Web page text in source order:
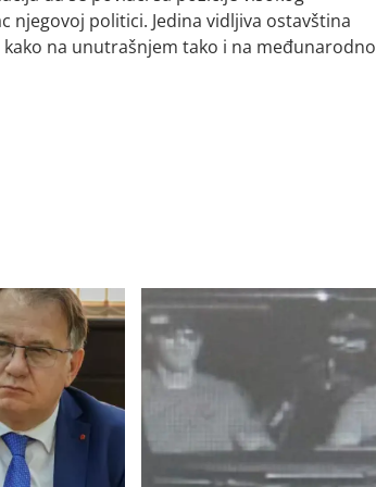
njegovoj politici. Jedina vidljiva ostavština
na unutrašnjem tako i na